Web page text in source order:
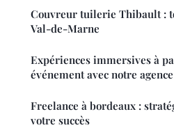
Couvreur tuilerie Thibault :
Val-de-Marne
Expériences immersives à
événement avec notre agence
Freelance à bordeaux :
votre succès